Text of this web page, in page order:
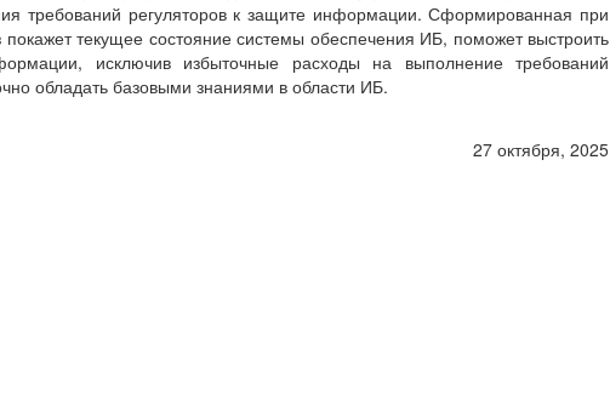
требований регуляторов к защите информации. Сформированная при
текущее состояние системы обеспечения ИБ, поможет выстроить
исключив избыточные расходы на выполнение требований
обладать базовыми знаниями в области ИБ.
27 октября, 2025